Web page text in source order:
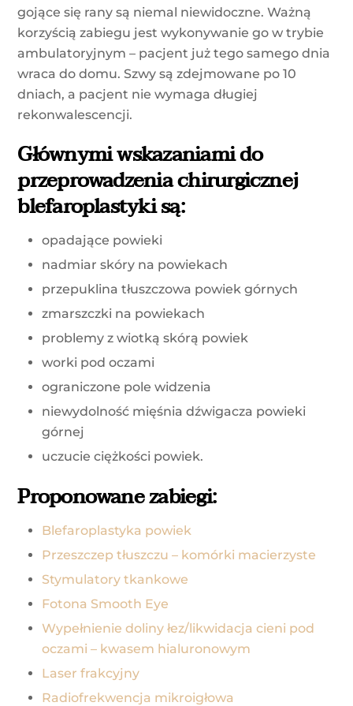
gojące się rany są niemal niewidoczne. Ważną
korzyścią zabiegu jest wykonywanie go w trybie
ambulatoryjnym – pacjent już tego samego dnia
wraca do domu. Szwy są zdejmowane po 10
dniach, a pacjent nie wymaga długiej
rekonwalescencji.
Głównymi wskazaniami do
przeprowadzenia chirurgicznej
blefaroplastyki są:
opadające powieki
nadmiar skóry na powiekach
przepuklina tłuszczowa powiek górnych
zmarszczki na powiekach
problemy z wiotką skórą powiek
worki pod oczami
ograniczone pole widzenia
niewydolność mięśnia dźwigacza powieki
górnej
uczucie ciężkości powiek.
Proponowane zabiegi:
Blefaroplastyka powiek
Przeszczep tłuszczu – komórki macierzyste
Stymulatory tkankowe
Fotona Smooth Eye
Wypełnienie doliny łez/likwidacja cieni pod
oczami – kwasem hialuronowym
Laser frakcyjny
Radiofrekwencja mikroigłowa